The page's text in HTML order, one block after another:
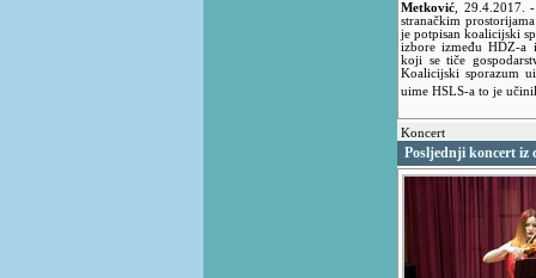
Metković 29.4.2017.
stranačkim
je potpisan koalicijski
izbore između HDZ-a
koji se tiče
Koalicijski sporazum
uime HSLS-a to je
Koncert
Posljednji koncert iz